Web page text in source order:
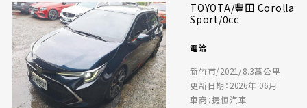
TOYOTA/豐田 Corolla
Sport/0cc
電洽
新竹市/2021/8.3萬公里
更新日期：2026年 06月
車商：捷恒汽車